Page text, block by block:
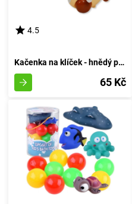
4.5
Kačenka na klíček - hnědý poklad
65 Kč